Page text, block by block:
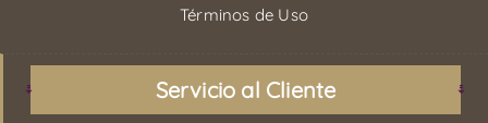
Términos de Uso
Servicio al Cliente